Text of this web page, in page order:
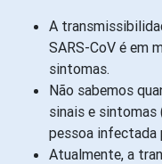
A
SARS-CoV é em
sintomas.
Não sabemos
sinais e sintomas
pessoa infectada
Atualmente, a